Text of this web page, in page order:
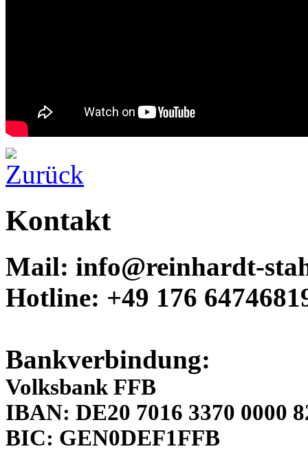
Kontakt
Mail: info@reinhardt-
Hotline: +49 176
Bankverbindung:
Volksbank FFB
IBAN: DE20 7016 3370 0000
BIC: GEN0DEF1FFB